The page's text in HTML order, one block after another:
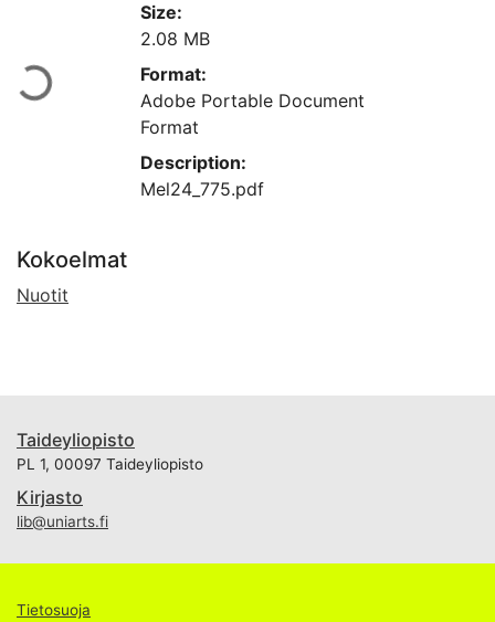
Ladataan...
Size:
2.08 MB
Format:
Adobe Portable Document
Format
Description:
Mel24_775.pdf
Kokoelmat
Nuotit
Taideyliopisto
PL 1, 00097 Taideyliopisto
Kirjasto
lib@uniarts.fi
Tietosuoja